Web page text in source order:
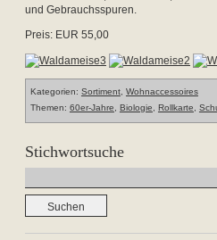
und Gebrauchsspuren.
Preis: EUR 55,00
Kategorien: Sortiment, Wohnaccessoires
Themen: 60er-Jahre Biologie Rollkarte
Stichwortsuche
nach: